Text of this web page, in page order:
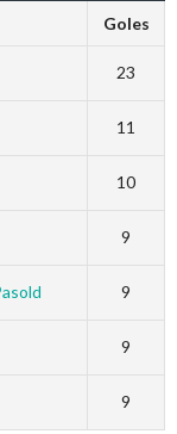
Goles
23
11
10
9
9
9
9